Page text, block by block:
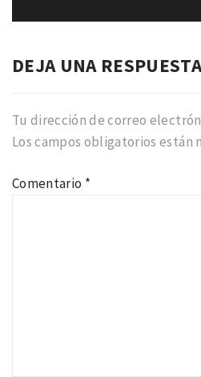
DEJA UNA
Tu dirección de correo
Los campos obligatorios están
Comentario *